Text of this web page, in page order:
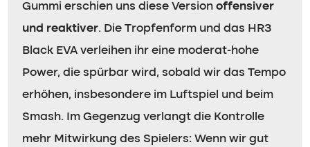
Gummi erschien uns diese Version offensiver
und reaktiver. Die Tropfenform und das HR3
Black EVA verleihen ihr eine moderat-hohe
Power, die spürbar wird, sobald wir das Tempo
erhöhen, insbesondere im Luftspiel und beim
Smash. Im Gegenzug verlangt die Kontrolle
mehr Mitwirkung des Spielers: Wenn wir gut